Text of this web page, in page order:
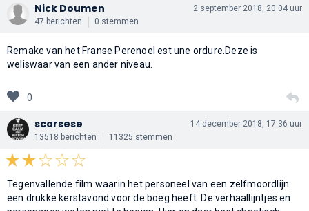
Nick Doumen
47 berichten 0 stemmen
2 september 2018, 20:04 uur
Remake van het Franse Perenoel est une ordure.Deze is
weliswaar van een ander niveau.
0
scorsese
13518 berichten 11325 stemmen
14 december 2018, 17:36 uur
Tegenvallende film waarin het personeel van een zelfmoordlijn
een drukke kerstavond voor de boeg heeft. De verhaallijntjes en